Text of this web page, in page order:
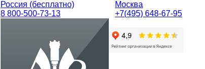
Россия (бесплатно)
8 800-500-73-13
Москва
+7(495) 648-67-95